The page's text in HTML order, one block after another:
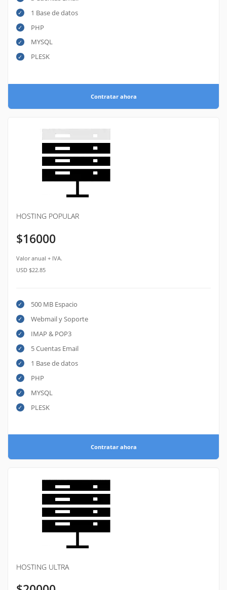
1 Base de datos
PHP
MYSQL
PLESK
Contratar ahora
HOSTING POPULAR
$16000
Valor anual + IVA.
USD $22.85
500 MB Espacio
Webmail y Soporte
IMAP & POP3
5 Cuentas Email
1 Base de datos
PHP
MYSQL
PLESK
Contratar ahora
HOSTING ULTRA